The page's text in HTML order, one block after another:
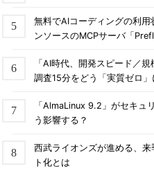
無料でAIコーディングの利
ンソースのMCPサーバ「
「AI時代、開発スピード／
調査15分をどう「実質ゼロ」
「AlmaLinux 9.2」がセキュ
う影響する？
西武ライオンズが進める、
ト化とは